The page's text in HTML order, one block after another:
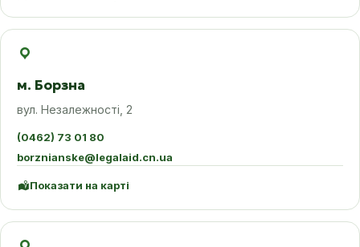
м. Борзна
вул. Незалежності, 2
(0462) 73 01 80
borznianske@legalaid.cn.ua
Показати на карті